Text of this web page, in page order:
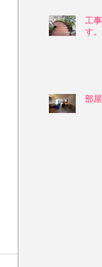
工
す。
部
工
す。
部